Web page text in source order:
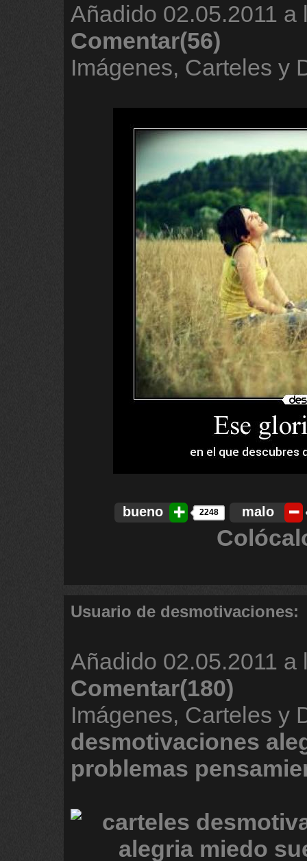
Añadido 02.05.2011 a
Comentar(56)
Imágenes, Carteles y
bueno 2248 malo
Usuario de desmotivaciones:
Añadido 02.05.2011 a
Comentar(180)
Imágenes, Carteles y
desmotivaciones
problemas